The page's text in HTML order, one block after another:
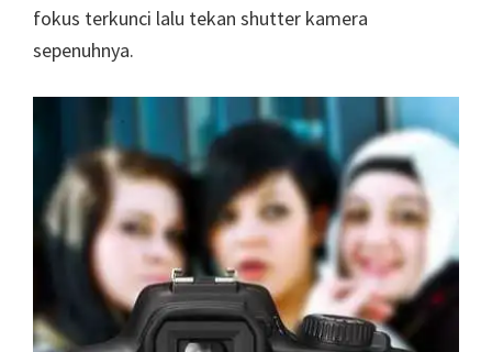
fokus terkunci lalu tekan shutter kamera
sepenuhnya.